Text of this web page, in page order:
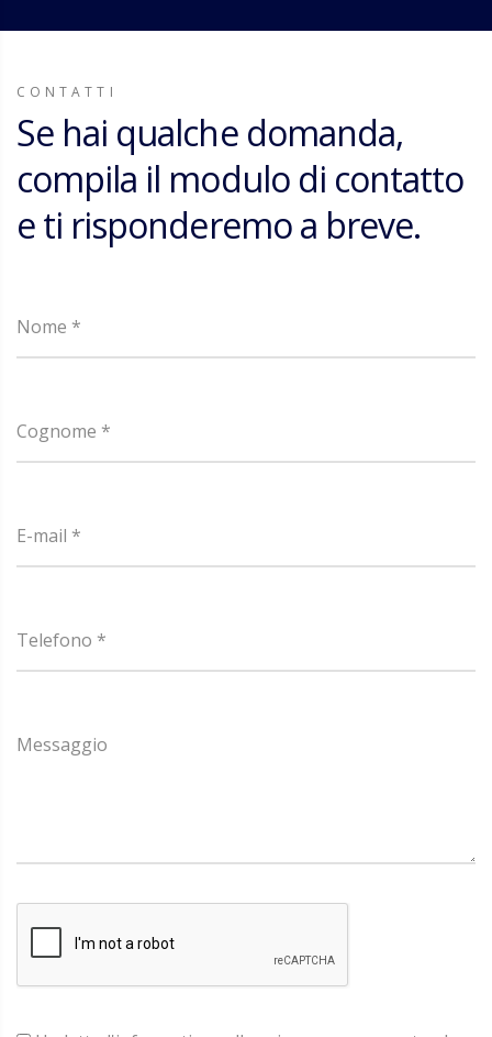
CONTATTI
Se hai qualche domanda,
compila il modulo di contatto
e ti risponderemo a breve.
Nome *
Cognome *
E-mail *
Telefono *
Messaggio